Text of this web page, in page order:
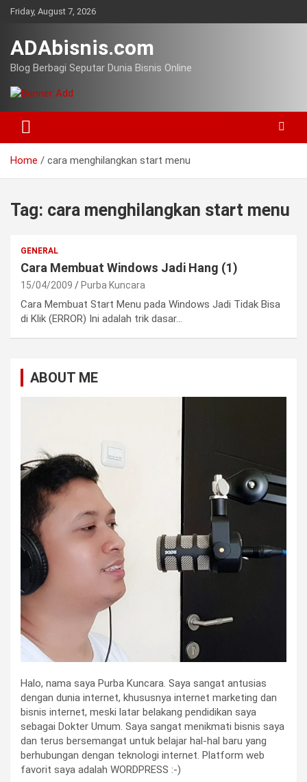
SkipFriday, August 7, 2026
ADAbisnis.com
Blog Berbagi Seputar Dunia Bisnis Online
Home cara menghilangkan start menu
Tag: cara menghilangkan start menu
GENERAL
Cara Membuat Windows Jadi Hang (1)
15/04/2009 Purba Kuncara
Cara Membuat Start Menu pada Windows Jadi Tidak Bisa
di Klik (ERROR) Ini adalah trik dasar…
ABOUT ME
Halo, nama saya Purba Kuncara. Saya sangat antusias
dengan dunia internet, khususnya internet marketing dan
bisnis internet, meski latar belakang pendidikan saya
sebagai Dokter Umum. Saya sangat menikmati bisnis saya
dan terus bersemangat untuk belajar hal-hal baru yang
berhubungan dengan teknologi internet. Platform web
favorit saya adalah WORDPRESS :-)